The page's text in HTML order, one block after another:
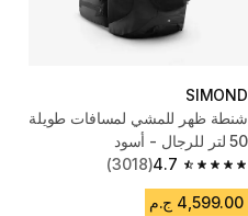
SIMOND
شنطة ظهر للمشي لمسافات طويلة
50 لتر للرجال - أسود
4.7
4.7 out of 5 stars from 3018 reviews
(3018)
4,599.00 ج.م